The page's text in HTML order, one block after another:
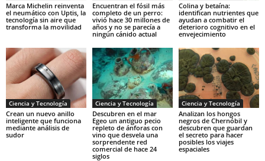
Marca Michelin reinventa
el neumático con Uptis, la
tecnología sin aire que
transforma la movilidad
Encuentran el fósil más
completo de un perro:
vivió hace 30 millones de
años y no se parecía a
ningún cánido actual
Colina y betaína:
identifican nutrientes que
ayudan a combatir el
deterioro cognitivo en el
envejecimiento
Ciencia y Tecnología
Crean un nuevo anillo
inteligente que funciona
mediante análisis de
sudor
Ciencia y Tecnología
Descubren en el mar
Egeo un antiguo pecio
repleto de ánforas con
vino que desvela una
sorprendente red
comercial de hace 24
siglos
Ciencia y Tecnología
Analizan los hongos
negros de Chernóbil y
descubren que guardan
el secreto para hacer
posibles los viajes
espaciales